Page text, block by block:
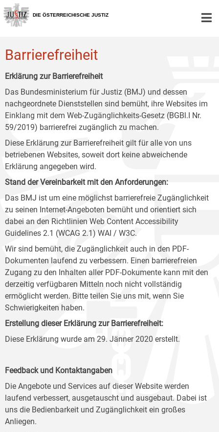
Zur
Hauptnavigation
[1]
Zum
Inhalt
[2]
Zum
Untermenü
[3]
DIE ÖSTERREICHISCHE JUSTIZ
Barrierefreiheit
Erklärung zur Barrierefreiheit
Das Bundesministerium für Justiz (BMJ) und dessen
nachgeordnete Dienststellen sind bemüht, ihre Websites im
Einklang mit dem Web-Zugänglichkeits-Gesetz (BGBl.I Nr.
59/2019) barrierefrei zugänglich zu machen.
Diese Erklärung zur Barrierefreiheit gilt für alle von uns
betriebenen Websites, soweit dort keine abweichende
Erklärung angegeben wird.
Stand der Vereinbarkeit mit den Anforderungen:
Das BMJ ist um eine möglichst barrierefreie Zugänglichkeit
zu seinen Internet-Angeboten bemüht und orientiert sich
dabei an den Richtlinien Web Content Accessibility
Guidelines 2.1 (WCAG 2.1) WAI / W3C.
Wir sind bemüht, die Zugänglichkeit auch in den PDF-
Dokumenten laufend zu verbessern. Einen barrierefreien
Zugang zu den Inhalten aller PDF-Dokumente kann mit den
derzeitig verfügbaren Mitteln noch nicht vollständig
ermöglicht werden. Bitte teilen Sie uns mit, wenn Sie
Schwierigkeiten haben.
Erstellung dieser Erklärung zur Barrierefreiheit:
Diese Erklärung wurde am 29. Jänner 2020 erstellt.
Feedback und Kontaktangaben
Die Angebote und Services auf dieser Website werden
laufend verbessert, ausgetauscht und ausgebaut. Dabei ist
uns die Bedienbarkeit und Zugänglichkeit ein großes
Anliegen.